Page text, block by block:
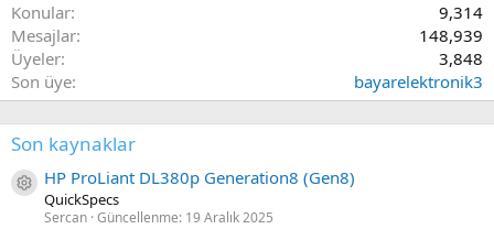
Konular
9,314
Mesajlar
148,939
Üyeler
3,848
Son üye
bayarelektronik3
Son kaynaklar
Kaynak ikon/amblem
HP ProLiant DL380p Generation8 (Gen8)
QuickSpecs
Sercan Güncellenme: 19 Aralık 2025